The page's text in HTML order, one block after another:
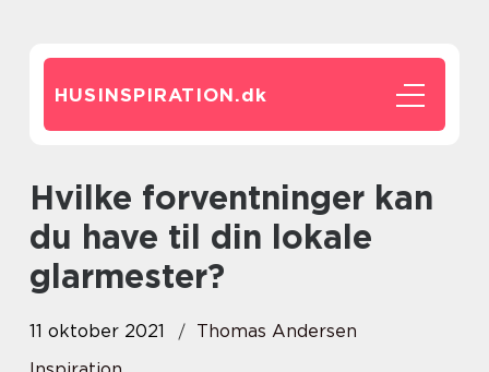
HUSINSPIRATION.dk
Hvilke forventninger kan
du have til din lokale
glarmester?
11 oktober 2021
Thomas Andersen